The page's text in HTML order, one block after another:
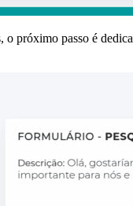
o próximo passo é